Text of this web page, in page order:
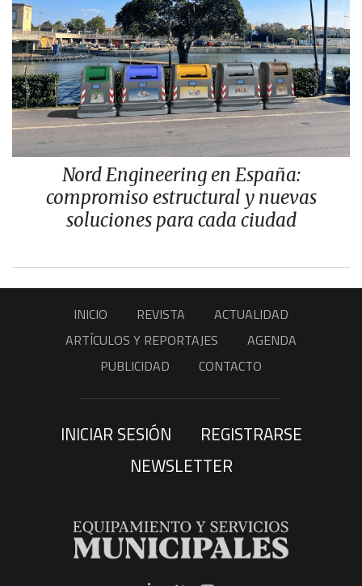
Nord Engineering en España:
compromiso estructural y nuevas
soluciones para cada ciudad
INICIO REVISTA
ACTUALIDAD
ARTÍCULOS Y REPORTAJES
AGENDA
PUBLICIDAD
CONTACTO
INICIAR SESIÓN
REGISTRARSE
NEWSLETTER